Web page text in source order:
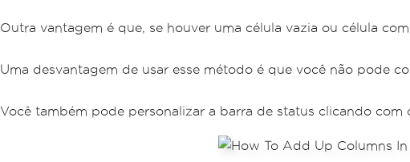
Outra vantagem é que, se houver uma célula vazia ou célula
Uma desvantagem de usar esse método é que você não pode
Você também pode personalizar a barra de status clicando